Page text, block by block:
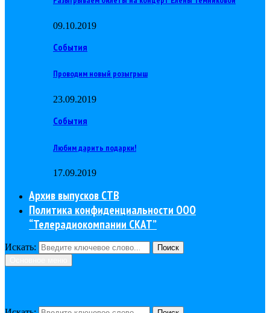
09.10.2019
События
Проводим новый розыгрыш
23.09.2019
События
Любим дарить подарки!
17.09.2019
Архив выпусков СТВ
Политика конфиденциальности ООО
“Телерадиокомпании СКАТ”
Искать:
Поиск